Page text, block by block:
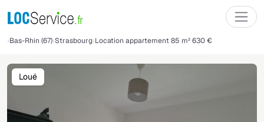
Bas-Rhin (67) Strasbourg Location appartement 85 m² 630 €
Loué